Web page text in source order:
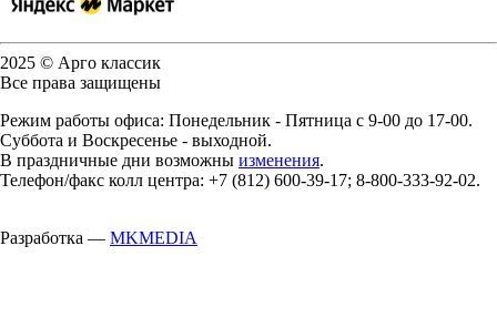
2025 © Арго классик
Все права защищены
Режим работы офиса: Понедельник - Пятница с 9-00 до 17-00.
Суббота и Воскресенье - выходной.
В праздничные дни возможны изменения.
Телефон/факс колл центра: +7 (812) 600-39-17; 8-800-333-92-02.
Разработка — MKMEDIA